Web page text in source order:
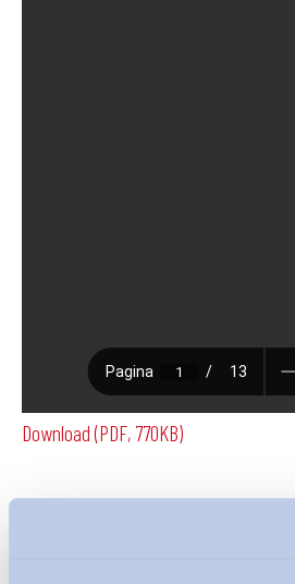
Download (PDF, 770KB)